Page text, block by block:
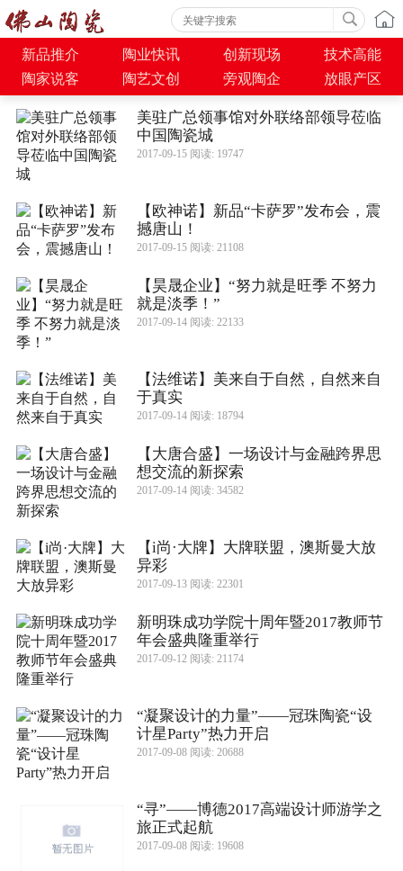
新品推介 陶业快讯 创新现场
技术高能
陶家说客
陶艺文创 旁观陶企 放眼产区
美驻广总领事馆对外联络部领导莅临
中国陶瓷城
2017-09-15 阅读: 19747
【欧神诺】新品“卡萨罗”发布会，震
撼唐山！
2017-09-15 阅读: 21108
【昊晟企业】“努力就是旺季 不努力
就是淡季！”
2017-09-14 阅读: 22133
【法维诺】美来自于自然，自然来自
于真实
2017-09-14 阅读: 18794
【大唐合盛】一场设计与金融跨界思
想交流的新探索
2017-09-14 阅读: 34582
【i尚·大牌】大牌联盟，澳斯曼大放
异彩
2017-09-13 阅读: 22301
新明珠成功学院十周年暨2017教师节
年会盛典隆重举行
2017-09-12 阅读: 21174
“凝聚设计的力量”——冠珠陶瓷“设
计星Party”热力开启
2017-09-08 阅读: 20688
“寻”——博德2017高端设计师游学之
旅正式起航
2017-09-08 阅读: 19608